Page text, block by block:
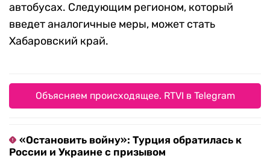
автобусах. Следующим регионом, который
введет аналогичные меры, может стать
Хабаровский край.
Объясняем происходящее. RTVI в Telegram
«Остановить войну»: Турция обратилась к
России и Украине с призывом